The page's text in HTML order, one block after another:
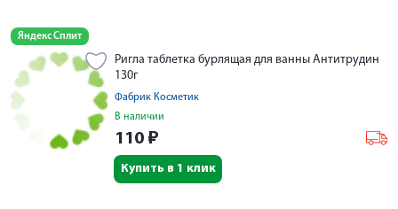
Яндекс Сплит
Ригла таблетка бурлящая для ванны Антитрудин
130г
Фабрик Косметик
В наличии
110 ₽
Купить в 1 клик